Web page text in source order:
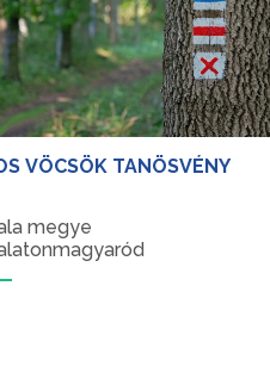
VÖCSÖK TANÖSVÉNY
megye